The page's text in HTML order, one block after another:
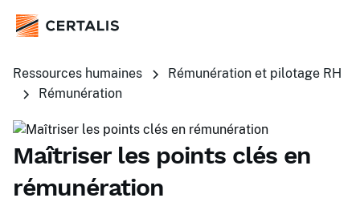
Ressources humaines
Rémunération et pilotage RH
Rémunération
Maîtriser les points clés en
rémunération